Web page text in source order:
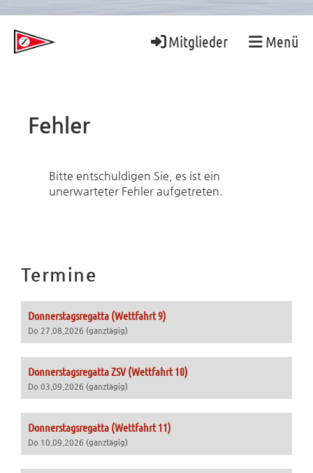
Mitglieder Menü
Fehler
Bitte entschuldigen Sie, es ist ein
unerwarteter Fehler aufgetreten.
Termine
Donnerstagsregatta (Wettfahrt 9)
Do 27.08.2026 (ganztägig)
Donnerstagsregatta ZSV (Wettfahrt 10)
Do 03.09.2026 (ganztägig)
Donnerstagsregatta (Wettfahrt 11)
Do 10.09.2026 (ganztägig)